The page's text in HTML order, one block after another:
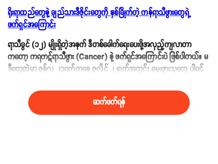
ရိုးရာထည်တွေနဲ့ ချည်သားဒီဇိုင်းတွေကို နှစ်ခြိုက်တဲ့ ကန်ရာသီဖွားတွေရဲ့
ဖက်ရှင်အကြောင်း
ရာသီခွင် (၁၂) မျိုးရှိတဲ့အနက် ဒီတစ်ခေါက်ရေးပေးဖို့အလှည့်ကျလာတာ
ကတော့ ကရကဋ်ရာသီဖွား (Cancer) နဲ့ ဖက်ရှင်အကြောင်းပဲ ဖြစ်ပါတယ်။ မ
ဒီတွေထဲမှာ ဇွန်လ ၂၁ရက်ကနေ ဇူလိုင် ၂၂ရက်အတွင်း မွေးဖွားသူတွေ ပါရင်
ဆက်ဖတ်ရန်